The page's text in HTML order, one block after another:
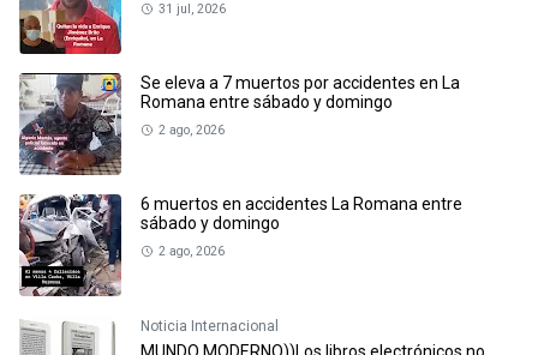
31 jul, 2026
Se eleva a 7 muertos por accidentes en La
Romana entre sábado y domingo
2 ago, 2026
6 muertos en accidentes La Romana entre
sábado y domingo
2 ago, 2026
Noticia Internacional